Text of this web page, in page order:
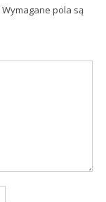
Wymagane pola są